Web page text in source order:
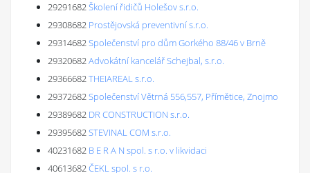
29291682Školení řidičů Holešov s.r.o.
29308682 Prostějovská preventivní s.r.o.
29314682Společenství pro dům Gorkého 88/46 v Brně
29320682Advokátní kancelář Schejbal, s.r.o.
29366682THEIAREAL s.r.o.
29372682Společenství Větrná 556,557, Přímětice, Znojmo
29389682 DR CONSTRUCTION s.r.o.
29395682STEVINAL COM s.r.o.
40231682 B E R A N spol. s r.o. v likvidaci
40613682ČEKL spol. s r.o.